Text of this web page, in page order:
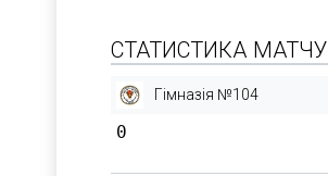
СТАТИСТИКА МАТЧУ
Гімназія №104
0